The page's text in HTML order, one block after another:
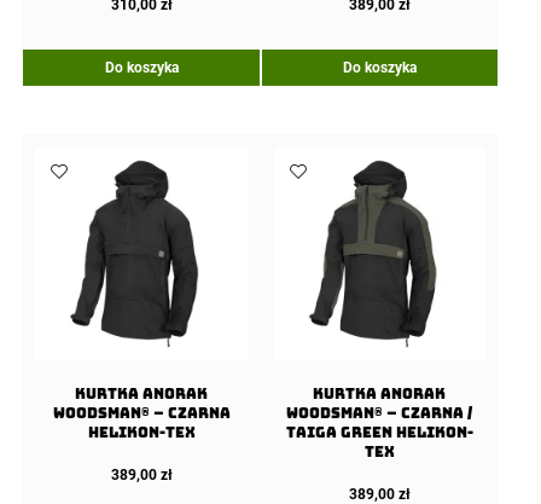
310,00 zł
Do koszyka
389,00 zł
Do koszyka
Kurtka Anorak
WOODSMAN® – Czarna
Helikon-Tex
389,00 zł
Kurtka Anorak
WOODSMAN® – Czarna /
Taiga Green Helikon-
Tex
389,00 zł